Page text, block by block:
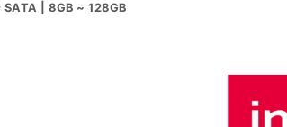
SATA | 8GB ~ 128GB